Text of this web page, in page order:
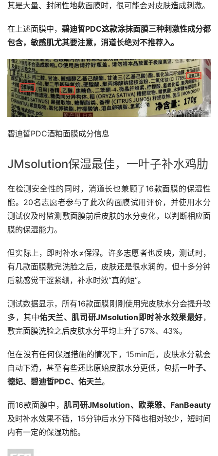
其是大量、封闭性地敷面膜时，很可能会对皮肤造成刺激。
在上述面膜中， 碧迪皙PDC这款涂抹面膜三种刺激性成分都
包含，敏感肌尤其要注意，消道长绝对不推荐入。
碧迪皙PDC酒粕面膜成分信息
JMsolution保湿最佳，一叶子补水鸡肋
在检测安全性的同时，消道长也兼顾了16款面膜的保湿性
能。20名志愿者参与了此次的面膜试用评价，并使用水分
测试仪及时监测敷面膜前后皮肤的水分变化，以判断相应面
膜的保湿能力。
但实际上，即时补水≠保湿。许多志愿者也反映，测试时，
有几款面膜敷完洗脸之后，皮肤还是很水润的，但十多分钟
后就感觉干涩紧绷，补水时效“真的短”。
测试数据显示，所有16款面膜刚刚使用完皮肤水分会提升较
多，其中佑天兰、肌司研JMsolution即时补水效果最好，
敷完面膜洗脸之后皮肤水分平均上升了57%、43%。
但在没有任何保湿措施的情况下，15min后，皮肤水分就会
自动下滑，甚至有些还比原始皮肤水分更低，包括一叶子、
德妃、碧迪皙PDC、佑天兰。
而16款面膜中，肌司研JMsolution、欧莱雅、FanBeauty
及时补水效果不错，15分钟后水分下降也相对较少，短时间
内有一定的保湿功能。